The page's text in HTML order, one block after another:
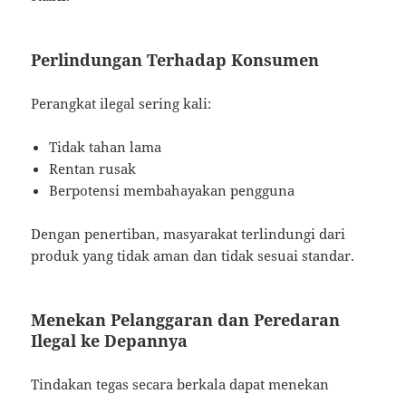
Perlindungan Terhadap Konsumen
Perangkat ilegal sering kali:
Tidak tahan lama
Rentan rusak
Berpotensi membahayakan pengguna
Dengan penertiban, masyarakat terlindungi dari
produk yang tidak aman dan tidak sesuai standar.
Menekan Pelanggaran dan Peredaran
Ilegal ke Depannya
Tindakan tegas secara berkala dapat menekan